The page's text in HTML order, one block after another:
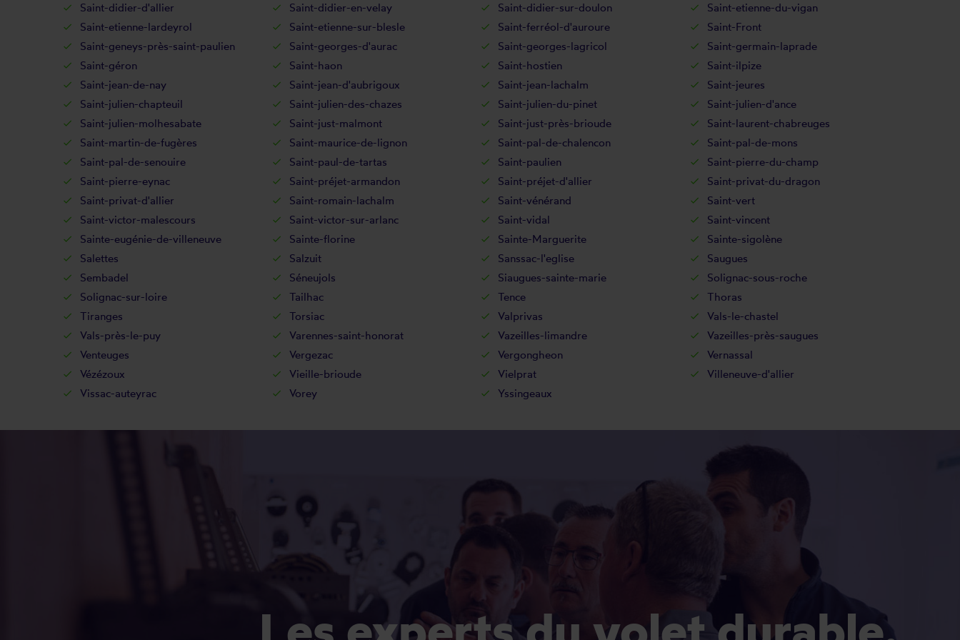
Saint-didier-d'allier
Saint-didier-en-velay Saint-didier-sur-doulon
Saint-etienne-du-vigan
Saint-etienne-lardeyrol
Saint-etienne-sur-blesle Saint-ferréol-d'auroure
Saint-Front
Saint-geneys-près-saint-paulien
Saint-georges-d'aurac Saint-georges-lagricol
Saint-germain-laprade
Saint-géron
Saint-haon Saint-hostien
Saint-ilpize
Saint-jean-de-nay
Saint-jean-d'aubrigoux Saint-jean-lachalm
Saint-jeures
Saint-julien-chapteuil
Saint-julien-des-chazes Saint-julien-du-pinet
Saint-julien-d'ance
Saint-julien-molhesabate
Saint-just-malmont Saint-just-près-brioude
Saint-laurent-chabreuges
Saint-martin-de-fugères
Saint-maurice-de-lignon Saint-pal-de-chalencon
Saint-pal-de-mons
Saint-pal-de-senouire
Saint-paul-de-tartas Saint-paulien
Saint-pierre-du-champ
Saint-pierre-eynac
Saint-préjet-armandon Saint-préjet-d'allier
Saint-privat-du-dragon
Saint-privat-d'allier
Saint-romain-lachalm Saint-vénérand
Saint-vert
Saint-victor-malescours
Saint-victor-sur-arlanc Saint-vidal
Saint-vincent
Sainte-eugénie-de-villeneuve
Sainte-florine Sainte-Marguerite
Sainte-sigolène
Salettes
Salzuit Sanssac-l'eglise
Saugues
Sembadel
Séneujols Siaugues-sainte-marie
Solignac-sous-roche
Solignac-sur-loire
Tailhac Tence
Thoras
Tiranges
Torsiac Valprivas
Vals-le-chastel
Vals-près-le-puy
Varennes-saint-honorat Vazeilles-limandre
Vazeilles-près-saugues
Venteuges
Vergezac Vergongheon
Vernassal
Vézézoux
Vieille-brioude Vielprat
Villeneuve-d'allier
Vissac-auteyrac
Vorey Yssingeaux